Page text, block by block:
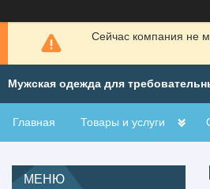
Сейчас компания не
Мужская одежда для
Главная Товары и услуги